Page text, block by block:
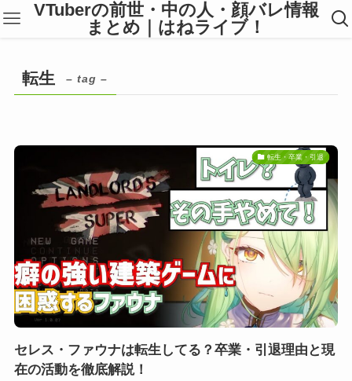
VTuberの前世・中の人・顔バレ情報
まとめ｜はねライブ！
転生 – tag –
転生・卒業・引退
セレス・ファウナは転生してる？卒業・引退理由と現
在の活動を徹底解説！